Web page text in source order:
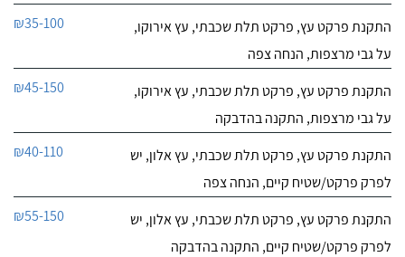
התקנת פרקט עץ, פרקט תלת שכבתי, עץ אירוקו,
על גבי מרצפות, הנחה צפה
₪35-100
התקנת פרקט עץ, פרקט תלת שכבתי, עץ אירוקו,
על גבי מרצפות, התקנה בהדבקה
₪45-150
התקנת פרקט עץ, פרקט תלת שכבתי, עץ אלון, יש
לפרק פרקט/שטיח קיים, הנחה צפה
₪40-110
התקנת פרקט עץ, פרקט תלת שכבתי, עץ אלון, יש
לפרק פרקט/שטיח קיים, התקנה בהדבקה
₪55-150